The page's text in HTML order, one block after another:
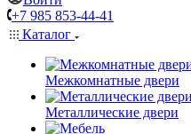
+7 985 853-44-41
Каталог
Межкомнатные двери
Металлические двери